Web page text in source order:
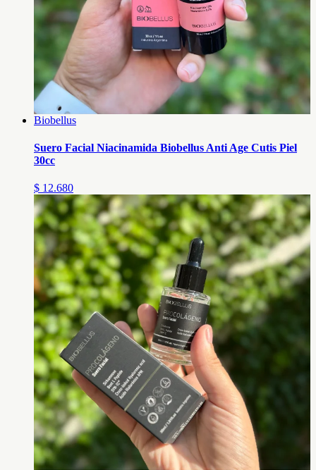
Biobellus
Suero Facial Niacinamida Biobellus Anti Age Cutis Piel
30cc
$ 12.680